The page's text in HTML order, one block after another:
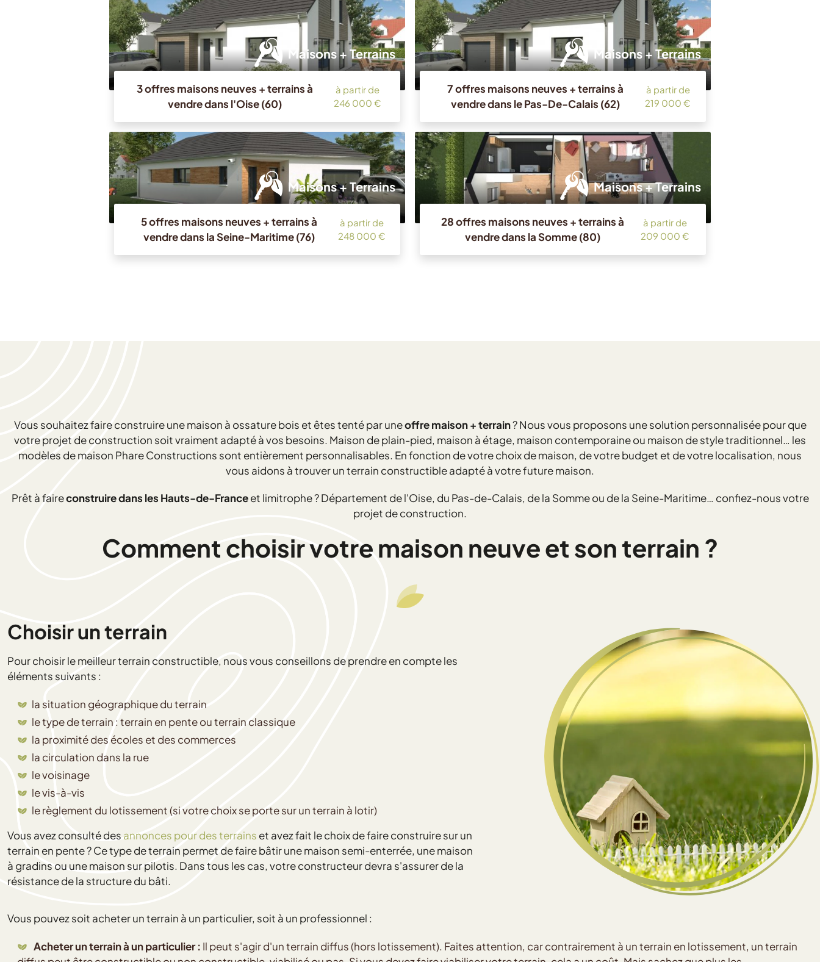
Maisons + Terrains
3 offres maisons neuves + terrains à
vendre dans l'Oise (60)
à partir de
246 000 €
Maisons + Terrains
7 offres maisons neuves + terrains à
vendre dans le Pas-De-Calais (62)
à partir de
219 000 €
Maisons + Terrains
5 offres maisons neuves + terrains à
vendre dans la Seine-Maritime (76)
à partir de
248 000 €
Maisons + Terrains
28 offres maisons neuves + terrains à
vendre dans la Somme (80)
à partir de
209 000 €
Vous souhaitez faire construire une maison à ossature bois et êtes tenté par uneoffre maison + terrain? Nous vous proposons une solution personnalisée pour que
votre projet de construction soit vraiment adapté à vos besoins. Maison de plain-pied, maison à étage, maison contemporaine ou maison de style traditionnel… les
modèles de maison Phare Constructions sont entièrement personnalisables. En fonction de votre choix de maison, de votre budget et de votre localisation, nous
vous aidons à trouver un terrain constructible adapté à votre future maison.
Prêt à faireconstruire dans les Hauts-de-Franceet limitrophe ? Département de l'Oise, du Pas-de-Calais, de la Somme ou de la Seine-Maritime… confiez-nous votre
projet de construction.
Comment choisir votre maison neuve et son terrain ?
Choisir un terrain
Pour choisir le meilleur terrain constructible, nous vous conseillons de prendre en compte les
éléments suivants :
la situation géographique du terrain
le type de terrain : terrain en pente ou terrain classique
la proximité des écoles et des commerces
la circulation dans la rue
le voisinage
le vis-à-vis
le règlement du lotissement (si votre choix se porte sur un terrain à lotir)
Vous avez consulté des annonces pour des terrains et avez fait le choix de faire construire sur un
terrain en pente ? Ce type de terrain permet de faire bâtir une maison semi-enterrée, une maison
à gradins ou une maison sur pilotis. Dans tous les cas, votre constructeur devra s'assurer de la
résistance de la structure du bâti.
Vous pouvez soit acheter un terrain à un particulier, soit à un professionnel :
Acheter un terrain à un particulier : Il peut s'agir d'un terrain diffus (hors lotissement). Faites attention, car contrairement à un terrain en lotissement, un terrain